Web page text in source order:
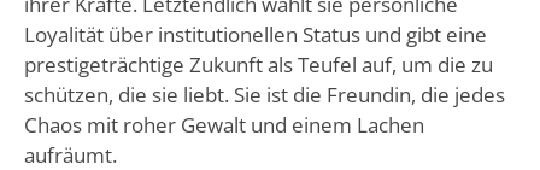
Loyalität über institutionellen Status und gibt eine
prestigeträchtige Zukunft als Teufel auf, um die zu
schützen, die sie liebt. Sie ist die Freundin, die jedes
Chaos mit roher Gewalt und einem Lachen
aufräumt.